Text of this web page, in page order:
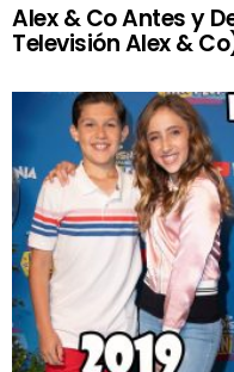
Alex & Co Antes y
Televisión Alex &